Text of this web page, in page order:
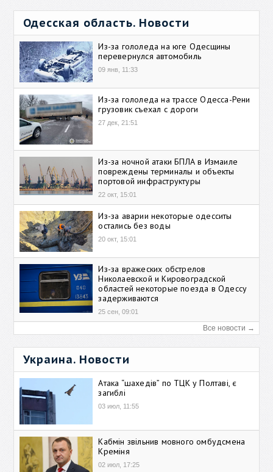
Одесская область. Новости
Из-за гололеда на юге Одесщины
перевернулся автомобиль
09 янв, 11:33
Из-за гололеда на трассе Одесса-Рени
грузовик съехал с дороги
27 дек, 21:51
Из-за ночной атаки БПЛА в Измаиле
повреждены терминалы и объекты
портовой инфраструктуры
22 окт, 15:01
Из-за аварии некоторые одесситы
остались без воды
20 окт, 15:01
Из-за вражеских обстрелов
Николаевской и Кировоградской
областей некоторые поезда в Одессу
задерживаются
25 сен, 09:01
Все новости →
Украина. Новости
Атака “шахедів” по ТЦК у Полтаві, є
загиблі
03 июл, 11:55
Кабмін звільнив мовного омбудсмена
Креміня
02 июл, 17:25